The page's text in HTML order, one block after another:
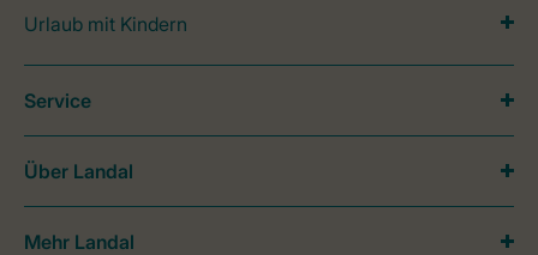
Urlaub mit Kindern
Service
Über Landal
Mehr Landal